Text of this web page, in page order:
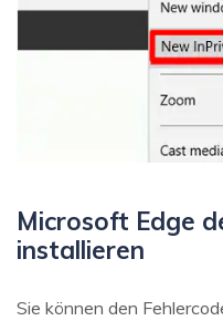
Microsoft Edge
installieren
Sie können den